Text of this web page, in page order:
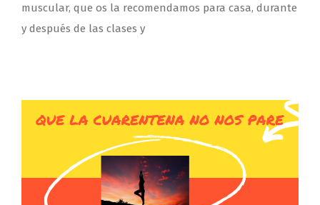
muscular, que os la recomendamos para casa, durante
y después de las clases y